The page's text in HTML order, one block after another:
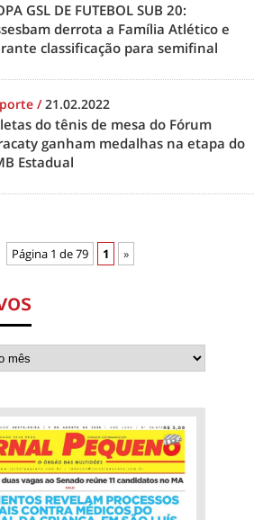
GSL DE FUTEBOL SUB 20:
derrota a Família Atlético e
classificação para semifinal
/21.02.2022
do tênis de mesa do Fórum
ganham medalhas na etapa do
Estadual
Página 1 de 79 1 »